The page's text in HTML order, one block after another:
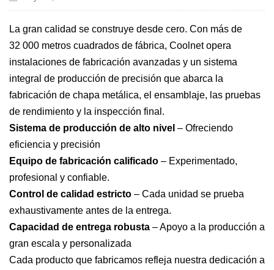
La gran calidad se construye desde cero. Con más de
32 000 metros cuadrados de fábrica, Coolnet opera
instalaciones de fabricación avanzadas y un sistema
integral de producción de precisión que abarca la
fabricación de chapa metálica, el ensamblaje, las pruebas
de rendimiento y la inspección final.
Sistema de producción de alto nivel – Ofreciendo
eficiencia y precisión
Equipo de fabricación calificado – Experimentado,
profesional y confiable.
Control de calidad estricto – Cada unidad se prueba
exhaustivamente antes de la entrega.
Capacidad de entrega robusta – Apoyo a la producción a
gran escala y personalizada
Cada producto que fabricamos refleja nuestra dedicación a